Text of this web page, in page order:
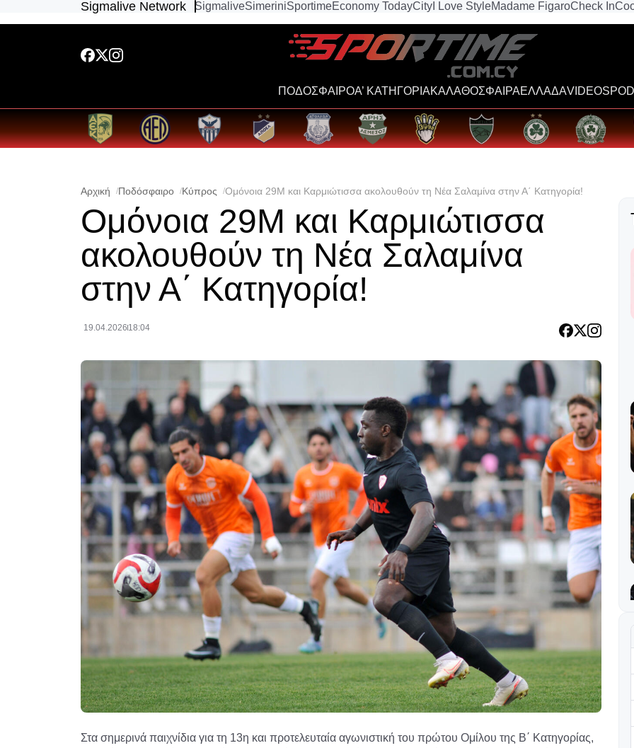
Sigmalive Network SigmaliveSimeriniSportimeEconomy TodayCity I Love StyleMadame FigaroCheck In
ΠΟΔΟΣΦΑΙΡΟΑ’ ΚΑΤΗΓΟΡΙΑΚΑΛΑΘΟΣΦΑΙΡΑΕΛΛΑΔΑVIDEOS
Αρχική Ποδόσφαιρο Κύπρος Ομόνοια 29Μ και Καρμιώτισσα ακολουθούν τη Νέα Σαλαμίνα στην Α΄ Κατηγορία!
Ομόνοια 29Μ και Καρμιώτισσα
ακολουθούν τη Νέα Σαλαμίνα
στην Α΄ Κατηγορία!
19.04.2026 18:04
Στα σημερινά παιχνίδια για τη 13η και προτελευταία αγωνιστική του πρώτου Ομίλου της Β΄ Κατηγορίας,